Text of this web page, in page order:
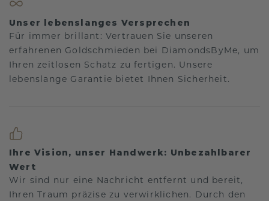
Unser lebenslanges Versprechen
Für immer brillant: Vertrauen Sie unseren
erfahrenen Goldschmieden bei DiamondsByMe, um
Ihren zeitlosen Schatz zu fertigen. Unsere
lebenslange Garantie bietet Ihnen Sicherheit.
Ihre Vision, unser Handwerk: Unbezahlbarer
Wert
Wir sind nur eine Nachricht entfernt und bereit,
Ihren Traum präzise zu verwirklichen. Durch den